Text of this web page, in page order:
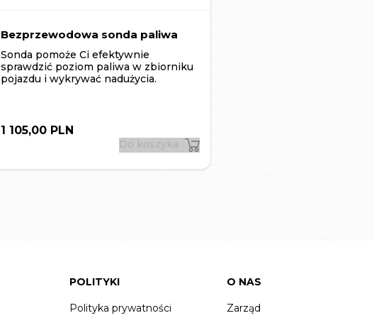
Bezprzewodowa sonda paliwa
Sonda pomoże Ci efektywnie
sprawdzić poziom paliwa w zbiorniku
pojazdu i wykrywać nadużycia.
1 105,00 PLN
Do koszyka
POLITYKI
Polityka prywatności
O NAS
Zarząd